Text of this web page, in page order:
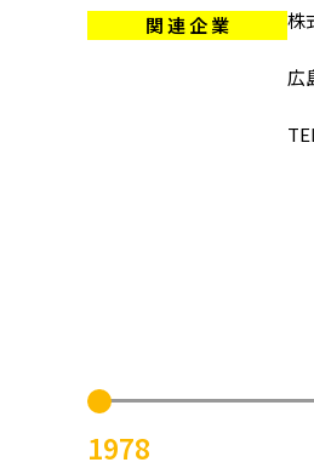
関 連 企 業 株
広
1978